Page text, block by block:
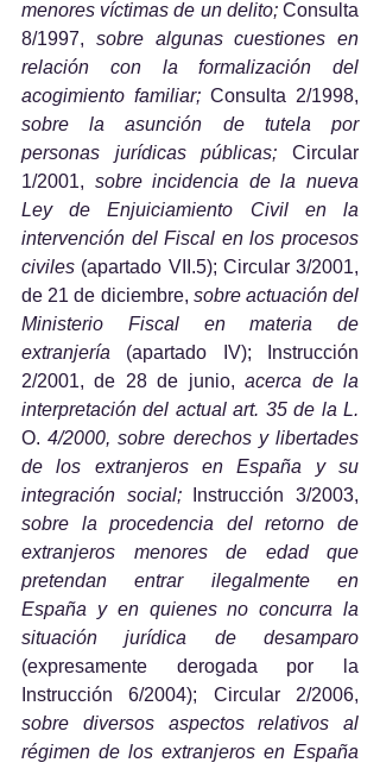
menores víctimas de un delito; Consulta
8/1997, sobre algunas cuestiones en
relación con la formalización del
acogimiento familiar;
sobre la asunción de tutela por
personas jurídicas públicas; Circular
1/2001, sobre incidencia de la nueva
Ley de Enjuiciamiento Civil en la
intervención del Fiscal en los procesos
civiles (apartado VII.5); Circular 3/2001,
de 21 de diciembre, sobre actuación del
Ministerio Fiscal en materia de
extranjería (apartado IV); Instrucción
2/2001, de 28 de junio, acerca de la
O. 4/2000, sobre derechos y libertades
de los extranjeros en España y su
integración social;
sobre la procedencia del retorno de
extranjeros menores de edad que
pretendan entrar ilegalmente en
España y en quienes no concurra la
(expresamente derogada por la
sobre diversos aspectos relativos al